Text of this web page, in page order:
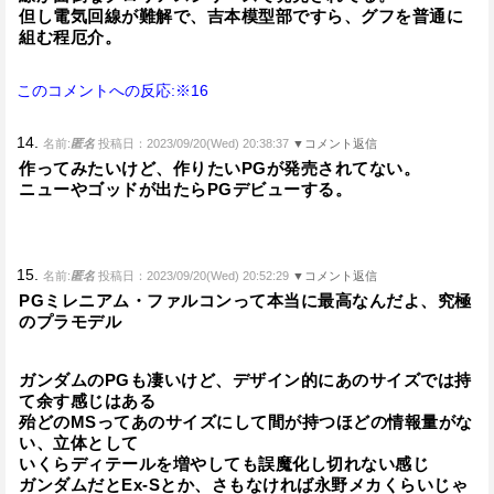
但し電気回線が難解で、吉本模型部ですら、グフを普通に
組む程厄介。
このコメントへの反応:※16
14. 名前:匿名 投稿日：2023/09/20(Wed) 20:38:37 ▼コメント返信
作ってみたいけど、作りたいPGが発売されてない。
ニューやゴッドが出たらPGデビューする。
15. 名前:匿名 投稿日：2023/09/20(Wed) 20:52:29 ▼コメント返信
PGミレニアム・ファルコンって本当に最高なんだよ、究極
のプラモデル
ガンダムのPGも凄いけど、デザイン的にあのサイズでは持
て余す感じはある
殆どのMSってあのサイズにして間が持つほどの情報量がな
い、立体として
いくらディテールを増やしても誤魔化し切れない感じ
ガンダムだとEx-Sとか、さもなければ永野メカくらいじゃ